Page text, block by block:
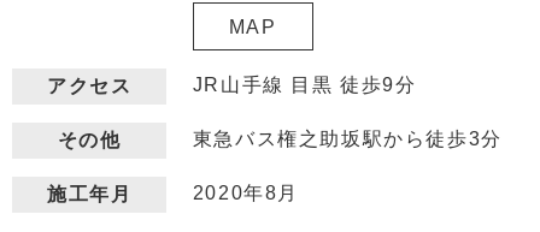
MAP
アクセス JR山手線 目黒 徒歩9分
その他 東急バス権之助坂駅から徒歩3分
施工年月 2020年8月